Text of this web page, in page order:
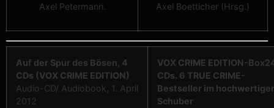
Axel Petermann.
Axel Boetticher (Hrsg.)
Auf der Spur des Bösen, 4
CDs (VOX CRIME EDITION)
Audio-CD/ Audiobook, 1. April
2012
VOX CRIME EDITION-
CDs. 6 TRUE CRIME-
Bestseller im
Schuber